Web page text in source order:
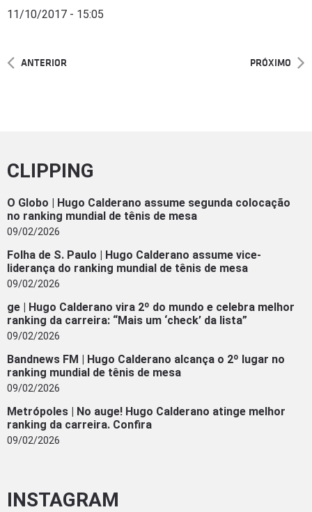
11/10/2017 - 15:05
ANTERIOR PRÓXIMO
CLIPPING
O Globo | Hugo Calderano assume segunda colocação
no ranking mundial de tênis de mesa
09/02/2026
Folha de S. Paulo | Hugo Calderano assume vice-
liderança do ranking mundial de tênis de mesa
09/02/2026
ge | Hugo Calderano vira 2º do mundo e celebra melhor
ranking da carreira: “Mais um ‘check’ da lista”
09/02/2026
Bandnews FM | Hugo Calderano alcança o 2º lugar no
ranking mundial de tênis de mesa
09/02/2026
Metrópoles | No auge! Hugo Calderano atinge melhor
ranking da carreira. Confira
09/02/2026
INSTAGRAM